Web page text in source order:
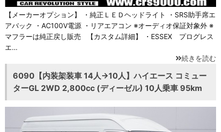
【メーカーオプション】 ・純正ＬＥＤヘッドライト ・SRS助手席エ
アバック ・AC100V電源 ・リアエアコン ※オーディオ保証対象外 ※
マフラーは純正戻し販売 【カスタム詳細】 ・ESSEX プログレス
エ…
続きを読む
6090【内装架装車 14人→10人】ハイエース コミュー
ターGL 2WD 2,800cc (ディーゼル) 10人乗車 95km